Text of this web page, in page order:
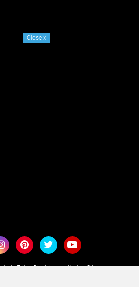
Kode Etik Disclaimer Karir
Sitemaps
Close x